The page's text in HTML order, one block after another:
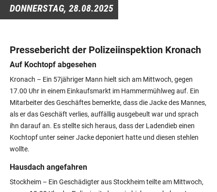
DONNERSTAG, 28.08.2025
Pressebericht der Polizeiinspektion Kronach
Auf Kochtopf abgesehen
Kronach – Ein 57jähriger Mann hielt sich am Mittwoch, gegen
17.00 Uhr in einem Einkaufsmarkt im Hammermühlweg auf. Ein
Mitarbeiter des Geschäftes bemerkte, dass die Jacke des Mannes,
als er das Geschäft verlies, auffällig ausgebeult war und sprach
ihn darauf an. Es stellte sich heraus, dass der Ladendieb einen
Kochtopf unter seiner Jacke deponiert hatte und diesen stehlen
wollte.
Hausdach angefahren
Stockheim – Ein Geschädigter aus Stockheim teilte am Mittwoch,